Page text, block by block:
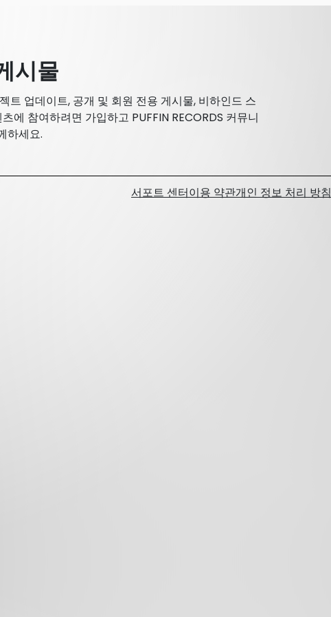
시물
트 업데이트, 공개 및 회원 전용 게시물, 비하인드 스
에 참여하려면 가입하고 PUFFIN RECORDS 커뮤니
하세요.
서포트 센터이용 약관개인 정보 처리 방침